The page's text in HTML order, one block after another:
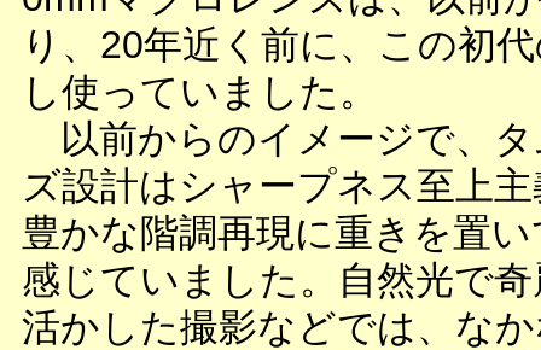
り、20年近く前に、この初
し使っていました。
以前からのイメージで、
ズ設計はシャープネス至上
豊かな階調再現に重きを置
感じていました。自然光で
活かした撮影などでは、な